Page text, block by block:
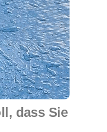
dass Sie